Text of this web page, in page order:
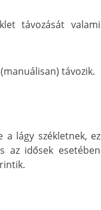
távozását valami
távozik.
a lágy székletnek, ez
az idősek esetében